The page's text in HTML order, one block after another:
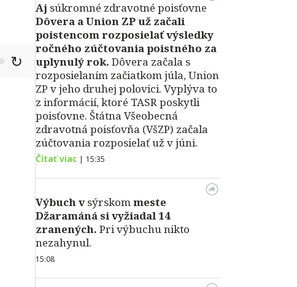
↻
Aj súkromné zdravotné poisťovne
Dôvera a Union ZP už začali
poistencom rozposielať výsledky
ročného zúčtovania poistného za
uplynulý rok. Dôvera začala s
rozposielaním začiatkom júla, Union
ZP v jeho druhej polovici. Vyplýva to
z informácií, ktoré TASR poskytli
poisťovne. Štátna Všeobecná
zdravotná poisťovňa (VšZP) začala
zúčtovania rozposielať už v júni.
Čítať viac | 15:35
Výbuch vsýrskommeste
Džaramáná si vyžiadal 14
zranených. Pri výbuchu nikto
nezahynul.
15:08